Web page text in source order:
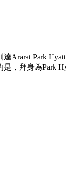
Ararat Park
，拜身為Park